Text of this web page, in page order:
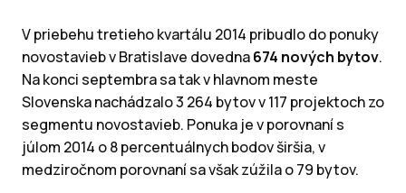
V priebehu tretieho kvartálu 2014 pribudlo do ponuky
novostavieb v Bratislave dovedna674 nových bytov.
Na konci septembra sa tak v hlavnom meste
Slovenska nachádzalo 3 264 bytov v 117 projektoch zo
segmentu novostavieb. Ponuka je v porovnaní s
júlom 2014 o 8 percentuálnych bodov širšia, v
medziročnom porovnaní sa však zúžila o 79 bytov.